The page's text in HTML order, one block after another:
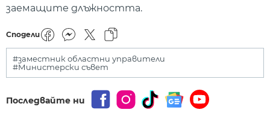
заемащите длъжността.
Сподели
#заместник областни управители
#Министерски съвет
Последвайте ни